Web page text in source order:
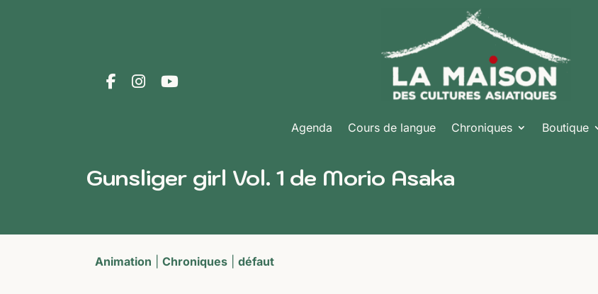
Agenda Cours de langue Chroniques Boutique
Gunsliger girl Vol. 1 de Morio Asaka
Animation |Chroniques |défaut